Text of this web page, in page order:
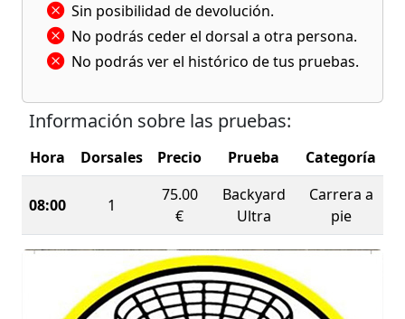
Sin posibilidad de devolución.
No podrás ceder el dorsal a otra persona.
No podrás ver el histórico de tus pruebas.
Información sobre las pruebas:
Hora Dorsales Precio Prueba Categoría
08:00 1
75.00
€
Backyard
Ultra
Carrera a
pie